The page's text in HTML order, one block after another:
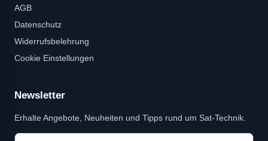
AGB
Datenschutz
Widerrufsbelehrung
Cookie Einstellungen
Newsletter
Erhalte Angebote, Neuheiten und Tipps rund um Sat-Technik.